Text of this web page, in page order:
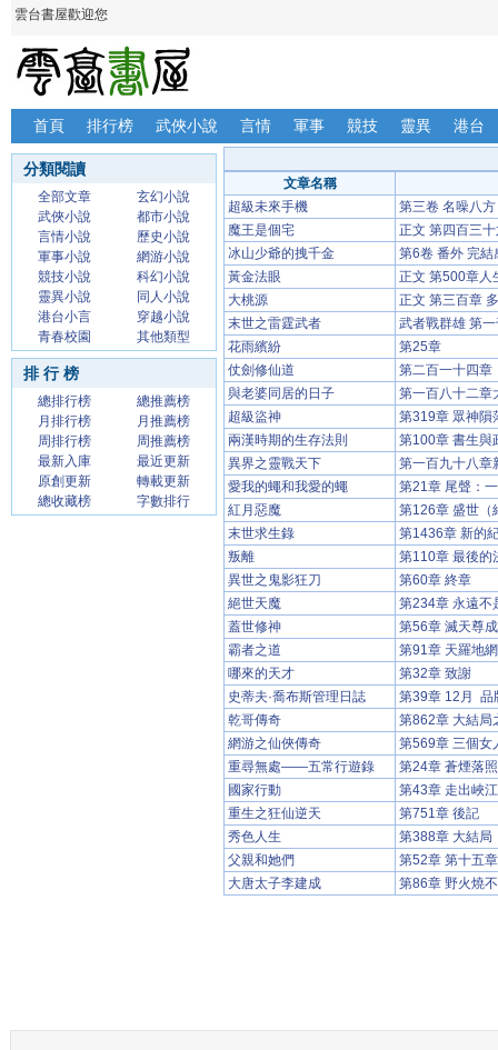
雲台書屋歡迎您
首頁 排行榜 武俠小說 言情 軍事 競技 靈異 港台
分類閱讀
全部文章
玄幻小說
武俠小說
都市小說
言情小說
歷史小說
軍事小說
網游小說
競技小說
科幻小說
靈異小說
同人小說
港台小言
穿越小說
青春校園
其他類型
排 行 榜
總排行榜
總推薦榜
月排行榜
月推薦榜
周排行榜
周推薦榜
最新入庫
最近更新
原創更新
轉載更新
總收藏榜
字數排行
文章名稱
超級未來手機
第三卷 名噪八
魔王是個宅
正文 第四百三
冰山少爺的拽千金
第6卷 番外 完
黃金法眼
正文 第500章人
大桃源
正文 第三百章
末世之雷霆武者
武者戰群雄 第
花雨繽紛
第25章
仗劍修仙道
第二百一十四
與老婆同居的日子
第一百八十二章
超級盜神
第319章 眾神隕
兩漢時期的生存法則
第100章 書生與
異界之靈戰天下
第一百九十八章
愛我的蠅和我愛的蠅
第21章 尾聲：
紅月惡魔
第126章 盛世（
末世求生錄
第1436章 新的
叛離
第110章 最後的
異世之鬼影狂刀
第60章 終章
絕世天魔
第234章 永遠不
蓋世修神
第56章 滅天尊
霸者之道
第91章 天羅地
哪來的天才
第32章 致謝
史蒂夫·喬布斯管理日誌
第39章 12月 品
乾哥傳奇
第862章 大結局
網游之仙俠傳奇
第569章 三個女
重尋無處——五常行遊錄
第24章 蒼煙落
國家行動
第43章 走出峽
重生之狂仙逆天
第751章 後記
秀色人生
第388章 大結局
父親和她們
第52章 第十五
大唐太子李建成
第86章 野火燒